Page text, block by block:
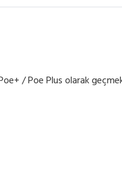
/ Poe Plus olarak